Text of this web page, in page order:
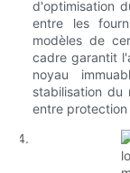
d'optimisation
entre les
modèles de
cadre garantit
noyau
stabilisation du
entre